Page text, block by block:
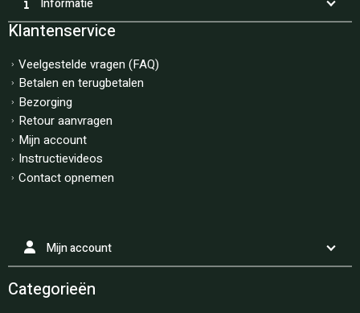
Klantenservice
Veelgestelde vragen (FAQ)
Betalen en terugbetalen
Bezorging
Retour aanvragen
Mijn account
Instructievideos
Contact opnemen
Mijn account
Categorieën